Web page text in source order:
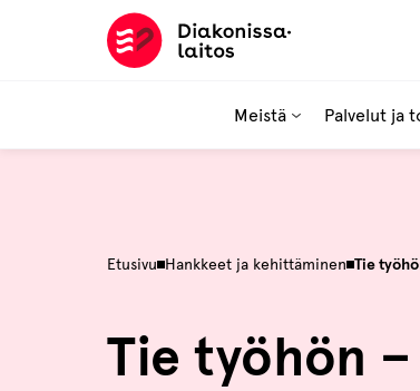
Meistä Palvelut ja
Etusivu Hankkeet ja kehittäminen Tie
Tie työhön